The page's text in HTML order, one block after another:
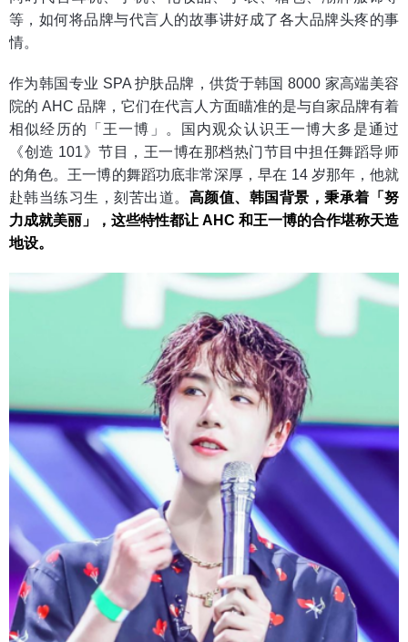
等，如何将品牌与代言人的故事讲好成了各大品牌头疼的事
情。
作为韩国专业 SPA 护肤品牌，供货于韩国 8000 家高端美容
院的 AHC 品牌，它们在代言人方面瞄准的是与自家品牌有着
相似经历的「王一博」。国内观众认识王一博大多是通过
《创造 101》节目，王一博在那档热门节目中担任舞蹈导师
的角色。王一博的舞蹈功底非常深厚，早在 14 岁那年，他就
赴韩当练习生，刻苦出道。 高颜值、韩国背景，秉承着「努
力成就美丽」，这些特性都让 AHC 和王一博的合作堪称天造
地设。